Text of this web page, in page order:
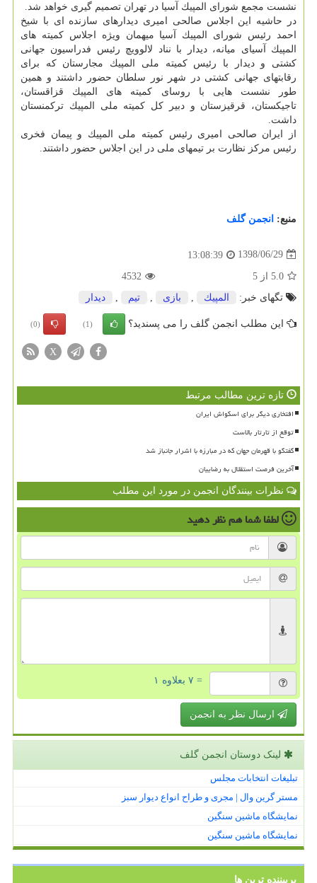
نشست مجمع شورای المپیك آسیا در تهران تصمیم گیری خواهد شد.
در حاشیه این اجلاس صالحی امیری دیدارهای سازنده ای با شیخ
احمد رئیس شورای المپیك آسیا میهمان ویژه اجلاس كمیته های
المپیك آسیای میانه، دیدار با نناد لالوویچ رئیس فدراسیون جهانی
كشتی و دیدار با رئیس كمیته ملی المپیك مجارستان كه برای
رقابتهای جهانی كشتی در شهر نور سلطان حضور داشتند و همین
طور نشست هایی با روسای كمیته های المپیك قزاقستان،
تاجیكستان، قرقیزستان و دبیر كل كمیته ملی المپیك تركمنستان
داشت.
از ایران صالحی امیری رئیس كمیته ملی المپیك و پیمان فخری
رئیس مركز نظارت بر تیمهای ملی در این اجلاس حضور داشتند.
منبع: انجمن گلف
1398/06/29
13:08:39
5.0 از 5
4532
تگهای خبر:
المپیك بازی تیم دیدار
این مطلب انجمن گلف را می پسندید؟ (1)
(0)
X
تازه ترین مطالب مرتبط
افتخاری دیگر برای اسکواش ایران
توقع از تارتار بالاست
گفتگو با قهرمان جهان که در مبارزه با اشرار جانباز شد
آخرین فرصت استقلال به رضاییان
نظرات بینندگان انجمن در مورد این مطلب
لطفا شما همنظر دهید
= ۷ بعلاوه ۱
ارسال نظر به انجمن
لینک دوستان انجمن گلف
تبلیغات انتخابات مجلس
مستر گرین وال | مجری و طراح انواع دیوار سبز
نمایشگاه ماشین سنگین
نمایشگاه ماشین سنگین
پربیننده ترین ها